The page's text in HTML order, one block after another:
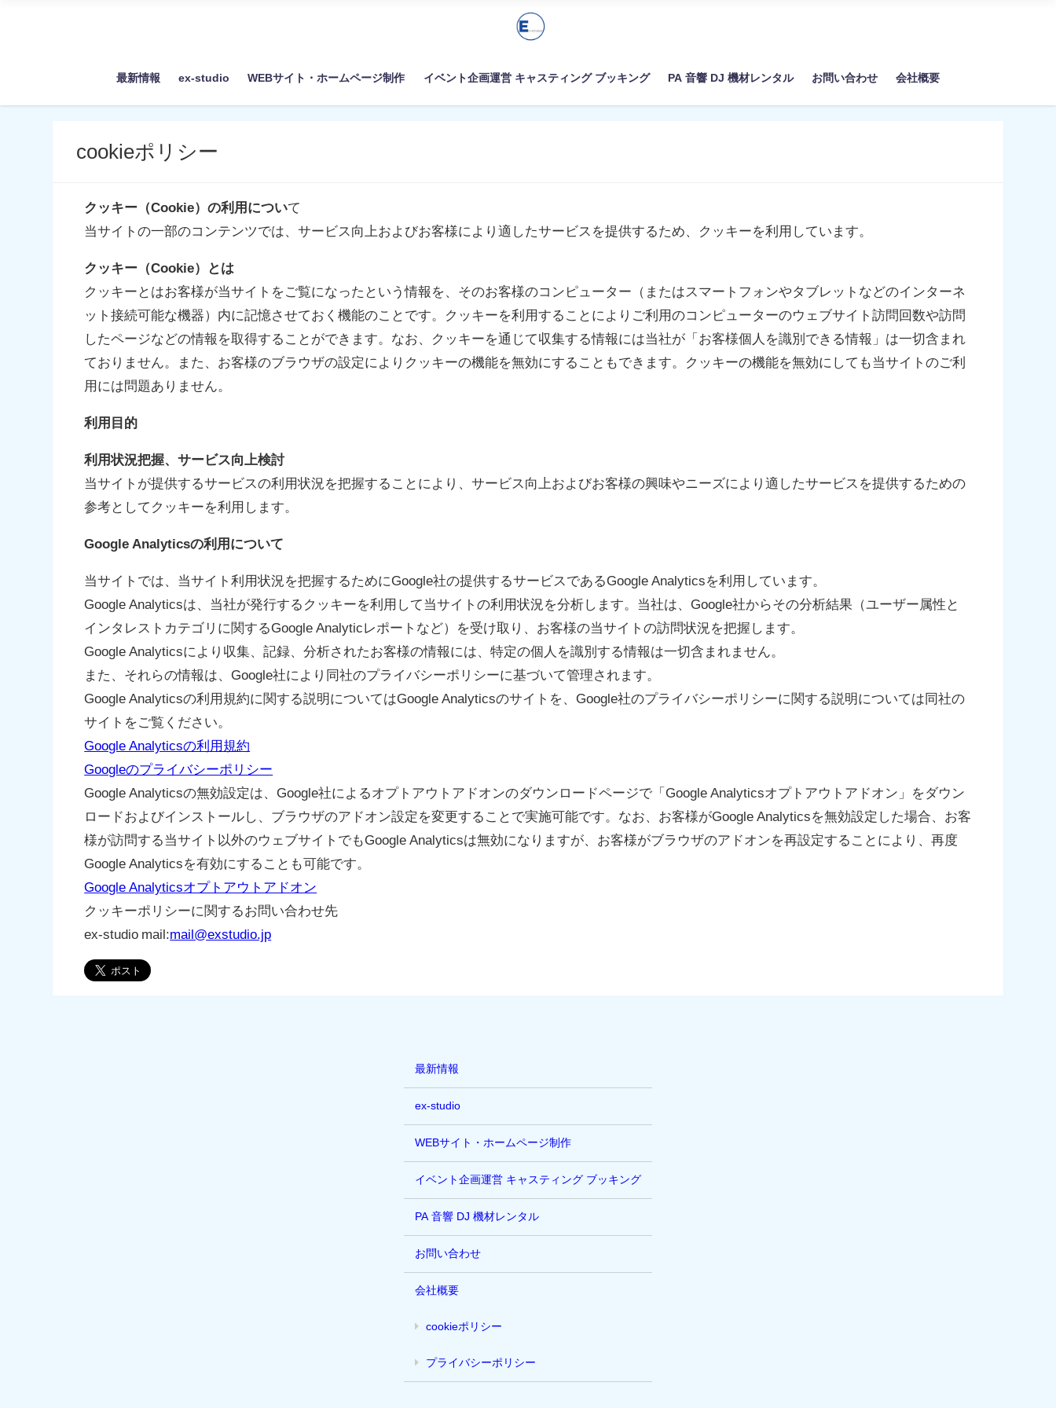
最新情報 ex-studio WEBサイト・ホームページ制作 イベント企画運営 キャスティング ブッキング PA 音響 DJ 機材レンタル お問い合わせ 会社概要
cookieポリシー
クッキー（Cookie）の利用について
当サイトの一部のコンテンツでは、サービス向上およびお客様により適したサービスを提供するため、クッキーを利用しています。
クッキー（Cookie）とは
クッキーとはお客様が当サイトをご覧になったという情報を、そのお客様のコンピューター（またはスマートフォンやタブレットなどのインターネ
ット接続可能な機器）内に記憶させておく機能のことです。クッキーを利用することによりご利用のコンピューターのウェブサイト訪問回数や訪問
したページなどの情報を取得することができます。なお、クッキーを通じて収集する情報には当社が「お客様個人を識別できる情報」は一切含まれ
ておりません。また、お客様のブラウザの設定によりクッキーの機能を無効にすることもできます。クッキーの機能を無効にしても当サイトのご利
用には問題ありません。
利用目的
利用状況把握、サービス向上検討
当サイトが提供するサービスの利用状況を把握することにより、サービス向上およびお客様の興味やニーズにより適したサービスを提供するための
参考としてクッキーを利用します。
Google Analyticsの利用について
当サイトでは、当サイト利用状況を把握するためにGoogle社の提供するサービスであるGoogle Analyticsを利用しています。
Google Analyticsは、当社が発行するクッキーを利用して当サイトの利用状況を分析します。当社は、Google社からその分析結果（ユーザー属性と
インタレストカテゴリに関するGoogle Analyticレポートなど）を受け取り、お客様の当サイトの訪問状況を把握します。
Google Analyticsにより収集、記録、分析されたお客様の情報には、特定の個人を識別する情報は一切含まれません。
また、それらの情報は、Google社により同社のプライバシーポリシーに基づいて管理されます。
Google Analyticsの利用規約に関する説明についてはGoogle Analyticsのサイトを、Google社のプライバシーポリシーに関する説明については同社の
サイトをご覧ください。
Google Analyticsの利用規約
Googleのプライバシーポリシー
Google Analyticsの無効設定は、Google社によるオプトアウトアドオンのダウンロードページで「Google Analyticsオプトアウトアドオン」をダウン
ロードおよびインストールし、ブラウザのアドオン設定を変更することで実施可能です。なお、お客様がGoogle Analyticsを無効設定した場合、お客
様が訪問する当サイト以外のウェブサイトでもGoogle Analyticsは無効になりますが、お客様がブラウザのアドオンを再設定することにより、再度
Google Analyticsを有効にすることも可能です。
Google Analyticsオプトアウトアドオン
クッキーポリシーに関するお問い合わせ先
ex-studio mail:mail@exstudio.jp
最新情報
ex-studio
WEBサイト・ホームページ制作
イベント企画運営 キャスティング ブッキング
PA 音響 DJ 機材レンタル
お問い合わせ
会社概要
cookieポリシー
プライバシーポリシー